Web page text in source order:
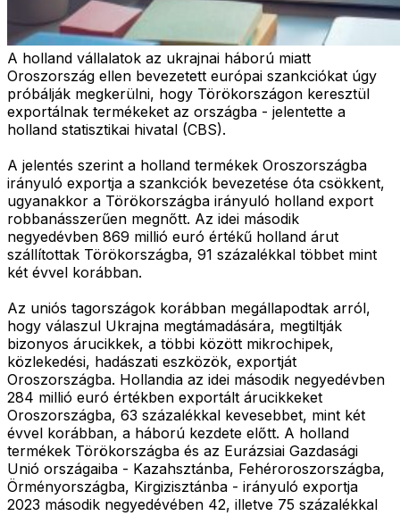
A holland vállalatok az ukrajnai háború miatt
Oroszország ellen bevezetett európai szankciókat úgy
próbálják megkerülni, hogy Törökországon keresztül
exportálnak termékeket az országba - jelentette a
holland statisztikai hivatal (CBS).
A jelentés szerint a holland termékek Oroszországba
irányuló exportja a szankciók bevezetése óta csökkent,
ugyanakkor a Törökországba irányuló holland export
robbanásszerűen megnőtt. Az idei második
negyedévben 869 millió euró értékű holland árut
szállítottak Törökországba, 91 százalékkal többet mint
két évvel korábban.
Az uniós tagországok korábban megállapodtak arról,
hogy válaszul Ukrajna megtámadására, megtiltják
bizonyos árucikkek, a többi között mikrochipek,
közlekedési, hadászati eszközök, exportját
Oroszországba. Hollandia az idei második negyedévben
284 millió euró értékben exportált árucikkeket
Oroszországba, 63 százalékkal kevesebbet, mint két
évvel korábban, a háború kezdete előtt. A holland
termékek Törökországba és az Eurázsiai Gazdasági
Unió országaiba - Kazahsztánba, Fehéroroszországba,
Örményországba, Kirgizisztánba - irányuló exportja
2023 második negyedévében 42, illetve 75 százalékkal